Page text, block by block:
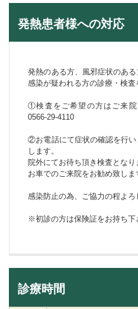
発熱患者様への対応
発熱のある方、風邪症状のあ
感染が疑われる方の診療・検査
①検査をご希望の方はご来院
0566-29-4110
②お電話にて症状の確認を行
します。
院外にてお待ち頂き検査となり
お車でのご来院をお勧め致しま
感染防止の為、ご協力の程よろ
※初診の方は保険証をお持ち下
診療時間